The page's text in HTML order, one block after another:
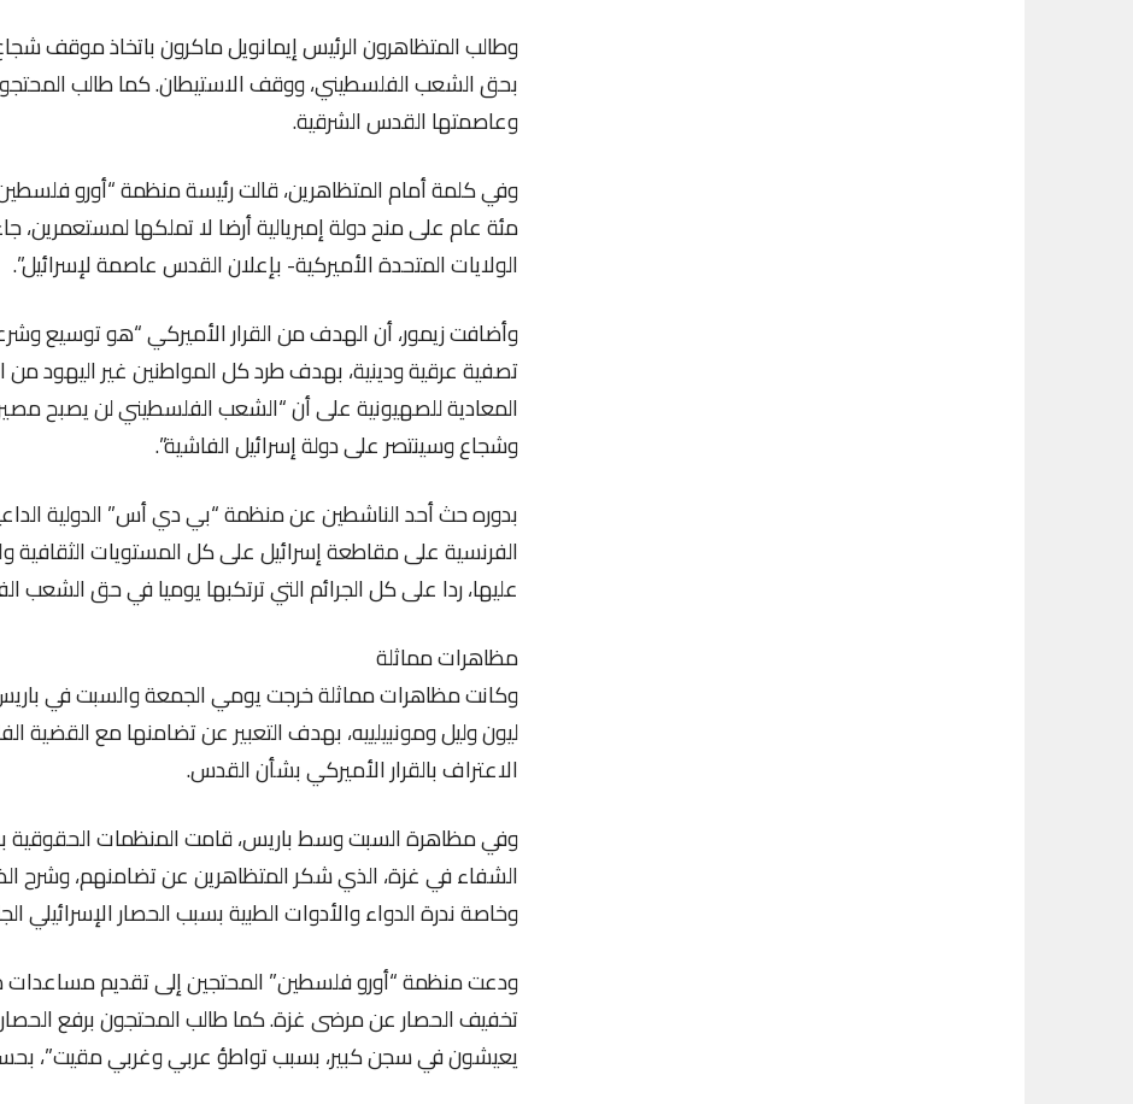
وطالب المتظاهرون الرئيس إيمانويل ماكرون باتخاذ موقف شجاع،
بحق الشعب الفلسطيني، ووقف الاستيطان. كما طالب
وعاصمتها القدس الشرقية.
وفي كلمة أمام المتظاهرين، قالت رئيسة منظمة “أورو فلسطين
مئة عام على منح دولة إمبريالية أرضا لا تملكها لمستعمرين،
الولايات المتحدة الأميركية- بإعلان القدس عاصمة لإسرائيل”.
وأضافت زيمور، أن الهدف من القرار الأميركي “هو توسيع
تصفية عرقية ودينية، بهدف طرد كل المواطنين غير اليهود من
المعادية للصهيونية على أن “الشعب الفلسطيني لن يصبح
وشجاع وسينتصر على دولة إسرائيل الفاشية”.
بدوره حث أحد الناشطين عن منظمة “بي دي أس” الدولية
الفرنسية على مقاطعة إسرائيل على كل المستويات الثقافية
عليها، ردا على كل الجرائم التي ترتكبها يوميا في حق الشعب
مظاهرات مماثلة
وكانت مظاهرات مماثلة خرجت يومي الجمعة والسبت في
ليون وليل ومونبيلييه، بهدف التعبير عن تضامنها مع القضية
الاعتراف بالقرار الأميركي بشأن القدس.
وفي مظاهرة السبت وسط باريس، قامت المنظمات
الشفاء في غزة، الذي شكر المتظاهرين عن تضامنهم، وشرح
وخاصة ندرة الدواء والأدوات الطبية بسبب الحصار الإسرائيلي
ودعت منظمة “أورو فلسطين” المحتجين إلى تقديم
تخفيف الحصار عن مرضى غزة. كما طالب المحتجون برفع
يعيشون في سجن كبير، بسبب تواطؤ عربي وغربي مقيت”،